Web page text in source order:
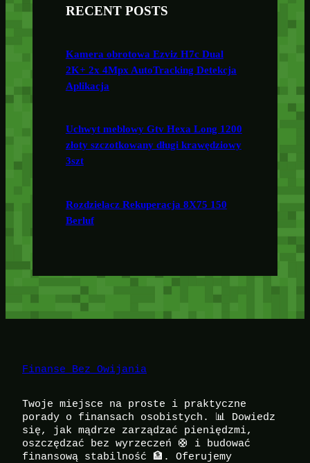
RECENT POSTS
Kamera obrotowa Ezviz H7c Dual
2K+ 2x 4Mpx AutoTracking Detekcja
Aplikacja
Uchwyt meblowy Gtv Hexa Long 1200
złoty szczotkowany długi krawędziowy
3szt
Rozdzielacz Rekuperacja 8X75 150
Berluf
Finanse Bez Owijania
Twoje miejsce na proste i praktyczne
porady o finansach osobistych. 📊 Dowiedz
się, jak mądrze zarządzać pieniędzmi,
oszczędzać bez wyrzeczeń 🛟 i budować
finansową stabilność 🏦. Oferujemy